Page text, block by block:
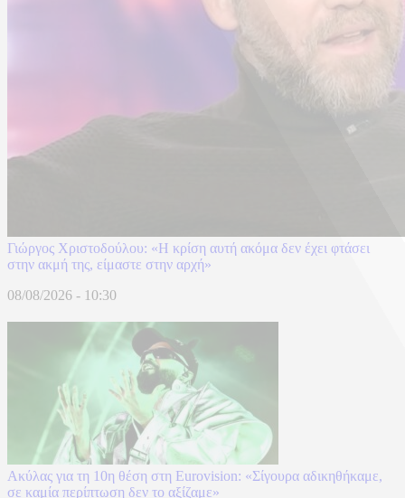
Γιώργος Χριστοδούλου: «Η κρίση αυτή ακόμα δεν έχει φτάσει
στην ακμή της, είμαστε στην αρχή»
08/08/2026 - 10:30
Ακύλας για τη 10η θέση στη Eurovision: «Σίγουρα αδικηθήκαμε,
σε καμία περίπτωση δεν το αξίζαμε»